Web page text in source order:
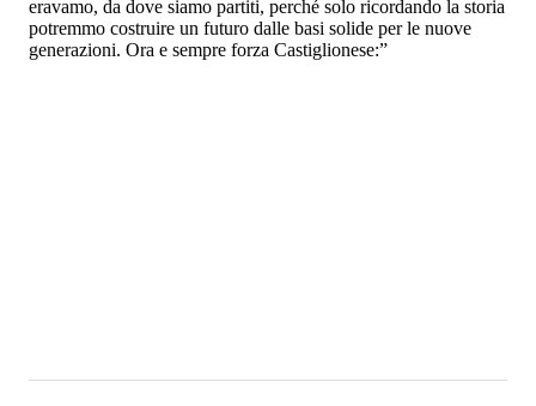
eravamo, da dove siamo partiti, perché solo ricordando la storia
potremmo costruire un futuro dalle basi solide per le nuove
generazioni. Ora e sempre forza Castiglionese:”